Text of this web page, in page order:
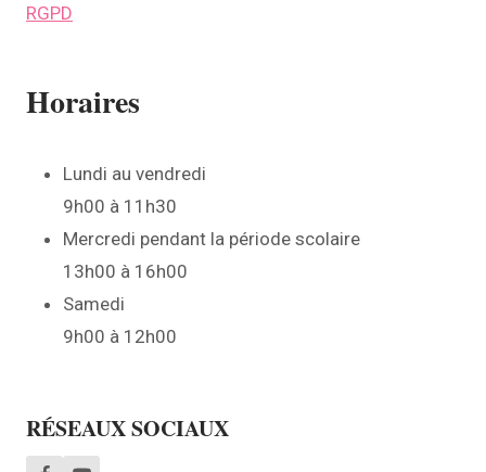
RGPD
Horaires
Lundi au vendredi
9h00 à 11h30
Mercredi pendant la période scolaire
13h00 à 16h00
Samedi
9h00 à 12h00
RÉSEAUX SOCIAUX